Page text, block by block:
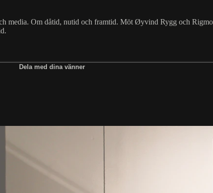
media. Om dåtid, nutid och framtid. Möt Øyvind Rygg och